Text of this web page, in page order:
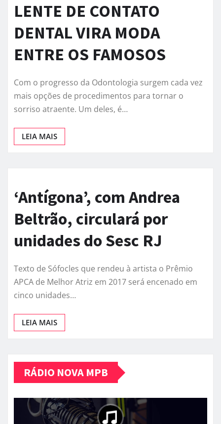
LENTE DE CONTATO
DENTAL VIRA MODA
ENTRE OS FAMOSOS
Com o progresso da Odontologia surgem cada vez
mais opções de procedimentos para tornar o
sorriso atraente. Um deles, é…
LEIA MAIS
‘Antígona’, com Andrea
Beltrão, circulará por
unidades do Sesc RJ
Texto de Sófocles que rendeu à artista o Prêmio
APCA de Melhor Atriz em 2017 será encenado em
cinco unidades…
LEIA MAIS
RÁDIO NOVA MPB